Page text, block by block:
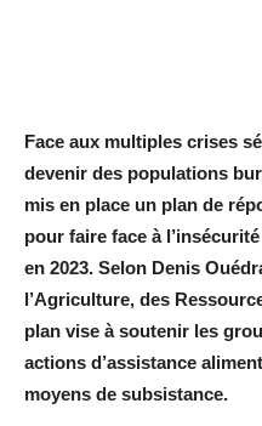
Face aux multiples crises
devenir des populations
mis en place un plan de
pour faire face à
en 2023. Selon Denis
l’Agriculture, des
plan vise à soutenir les
actions d’assistance
moyens de subsistance.